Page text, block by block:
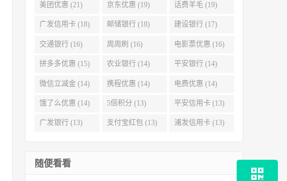
美团优惠 (21) 京东优惠 (19) 话费羊毛 (19)
广发信用卡 (18) 邮储银行 (18) 建设银行 (17)
交通银行 (16) 周周刷 (16) 电影票优惠 (16)
拼多多优惠 (15) 农业银行 (14) 平安银行 (14)
微信立减金 (14) 携程优惠 (14) 电费优惠 (14)
饿了么优惠 (14) 5倍积分 (13) 平安信用卡 (13)
广发银行 (13) 支付宝红包 (13) 浦发信用卡 (13)
随便看看